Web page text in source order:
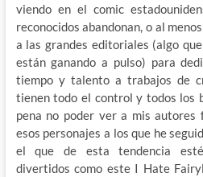
viendo en el comic
reconocidos abandonan, o al
a las grandes editoriales (algo
están ganando a pulso) para
tiempo y talento a trabajos de
tienen todo el control y todos los
pena no poder ver a mis autores
esos personajes a los que he
el que de esta tendencia
divertidos como este I Hate